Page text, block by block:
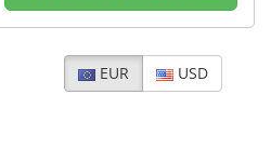
EUR USD